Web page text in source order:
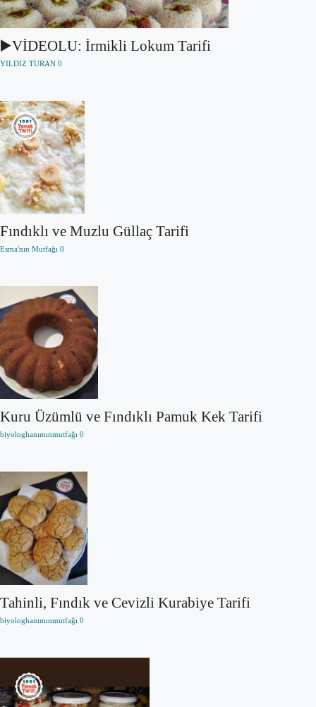
▶️VİDEOLU: İrmikli Lokum Tarifi
YILDIZ TURAN 0
Fındıklı ve Muzlu Güllaç Tarifi
Esma'nın Mutfağı 0
Kuru Üzümlü ve Fındıklı Pamuk Kek Tarifi
biyologhanımınmutfağı 0
Tahinli, Fındık ve Cevizli Kurabiye Tarifi
biyologhanımınmutfağı 0